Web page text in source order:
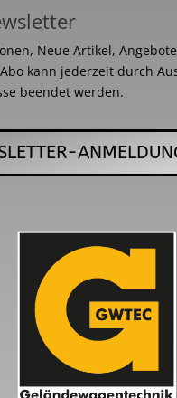
Neue Artikel,
kann jederzeit durch
beendet werden.